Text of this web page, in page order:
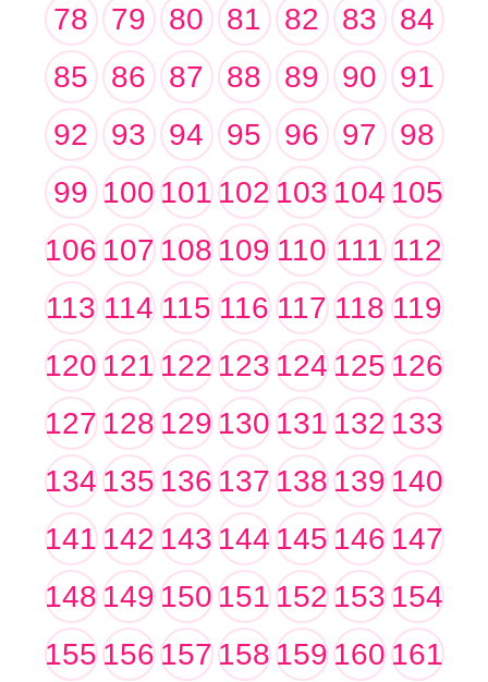
78
79 80 81 82 83
84
85
86 87 88 89 90
91
92
93 94 95 96 97
98
99 100101102103104105
106107108109110 111 112
113 114 115 116 117 118 119
120121122123124125126
127128129130131132133
134135136137138139140
141142143144145146147
148149150151152153154
155156157158159160161